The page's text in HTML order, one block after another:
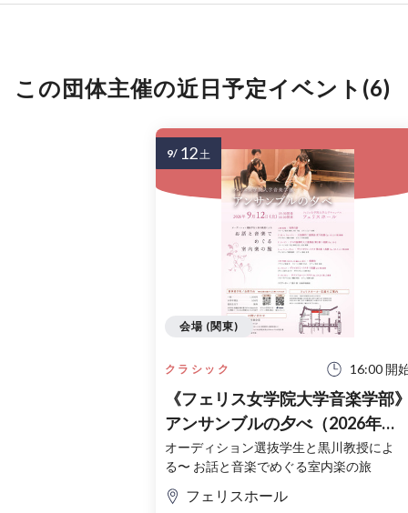
この団体主催の近日予定イベント(6)
クラシック 16:00 開
《フェリス女学院大学音楽学部
アンサンブルの夕べ（2026年
度）
オーディション選抜学生と黒川教授によ
る〜 お話と音楽でめぐる室内楽の旅
フェリスホール
会場 (関東)
9/ 12土